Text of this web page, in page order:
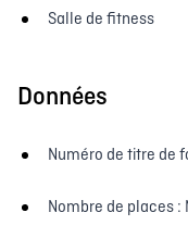
Salle de fitness
Données
Numéro de titre de
Nombre de places :